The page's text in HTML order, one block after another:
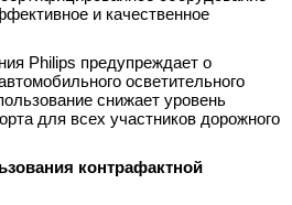
и качественное
Philips предупреждает о
осветительного
снижает уровень
для всех участников дорожного
контрафактной